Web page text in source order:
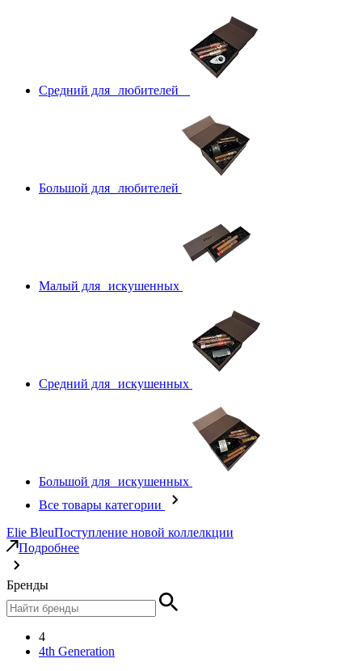
Средний для любителей
Большой для любителей
Малый для искушенных
Средний для искушенных
Большой для искушенных
Все товары категории
Elie BleuПоступление новой коллелкции
Подробнее
Бренды
4
4th Generation